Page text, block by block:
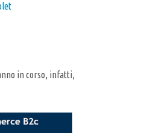
in corso, infatti,